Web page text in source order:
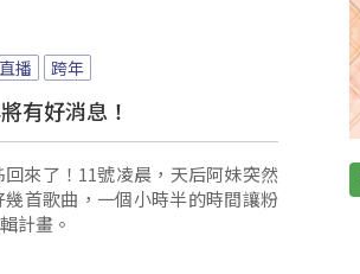
直播 跨年
有好消息！
來了！11號凌晨，天后阿妹突然
首歌曲，一個小時半的時間讓粉
計畫。